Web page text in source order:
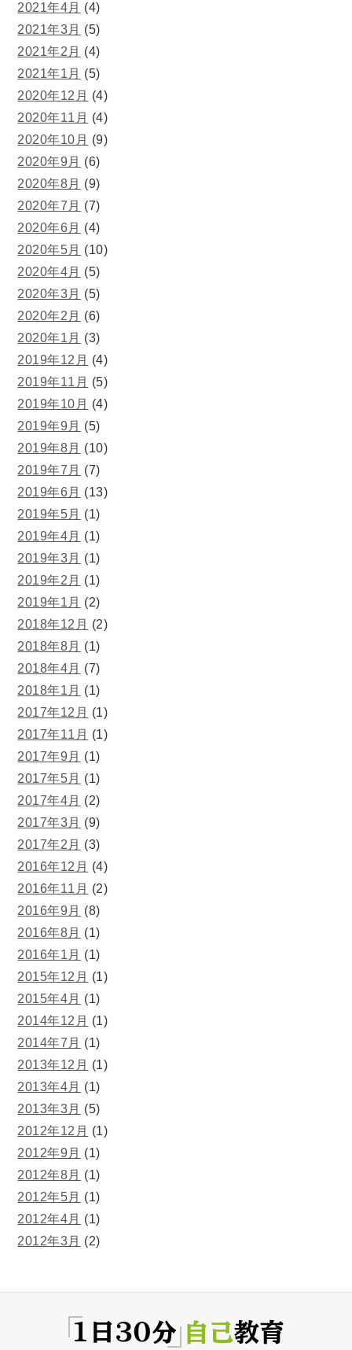
2021年4月 (4)
2021年3月 (5)
2021年2月 (4)
2021年1月 (5)
2020年12月 (4)
2020年11月 (4)
2020年10月 (9)
2020年9月 (6)
2020年8月 (9)
2020年7月 (7)
2020年6月 (4)
2020年5月 (10)
2020年4月 (5)
2020年3月 (5)
2020年2月 (6)
2020年1月 (3)
2019年12月 (4)
2019年11月 (5)
2019年10月 (4)
2019年9月 (5)
2019年8月 (10)
2019年7月 (7)
2019年6月 (13)
2019年5月 (1)
2019年4月 (1)
2019年3月 (1)
2019年2月 (1)
2019年1月 (2)
2018年12月 (2)
2018年8月 (1)
2018年4月 (7)
2018年1月 (1)
2017年12月 (1)
2017年11月 (1)
2017年9月 (1)
2017年5月 (1)
2017年4月 (2)
2017年3月 (9)
2017年2月 (3)
2016年12月 (4)
2016年11月 (2)
2016年9月 (8)
2016年8月 (1)
2016年1月 (1)
2015年12月 (1)
2015年4月 (1)
2014年12月 (1)
2014年7月 (1)
2013年12月 (1)
2013年4月 (1)
2013年3月 (5)
2012年12月 (1)
2012年9月 (1)
2012年8月 (1)
2012年5月 (1)
2012年4月 (1)
2012年3月 (2)